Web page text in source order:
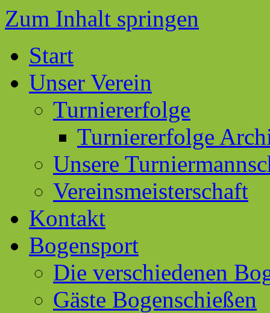
Zum Inhalt springen
Start
Unser Verein
Turniererfolge
Turniererfolge
Unsere
Vereinsmeisterschaft
Kontakt
Bogensport
Die verschiedenen
Gäste Bogenschießen